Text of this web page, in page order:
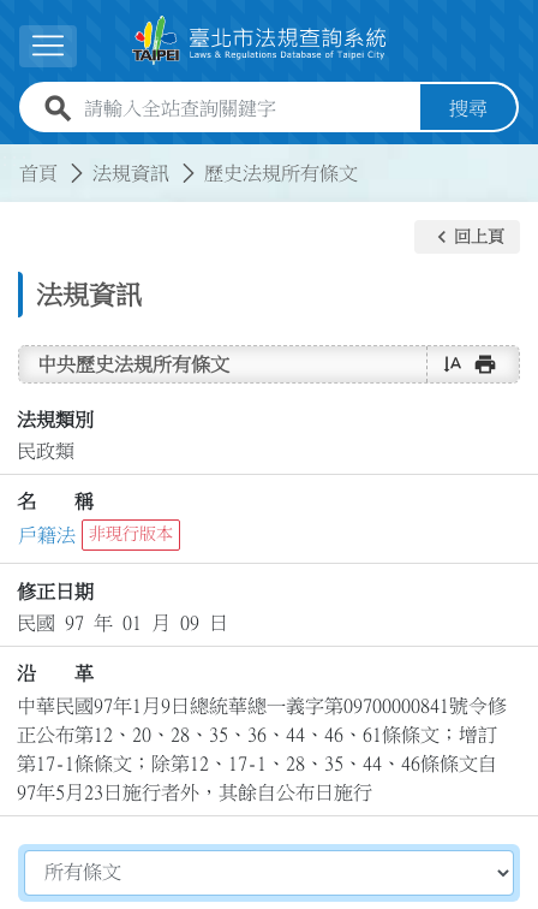
展開選單
全站查詢關鍵字欄位 搜尋
首頁 法規資訊 歷史法規所有條文
法規資訊
keyboard_arrow_left 回上頁
中央歷史法規所有條文 text_rotate_vertical print
法規類別
民政類
名 稱
戶籍法
非現行版本
修正日期
民國 97 年 01 月 09 日
沿 革
中華民國97年1月9日總統華總一義字第09700000841號令修
正公布第12、20、28、35、36、44、46、61條條文；增訂
第17-1條條文；除第12、17-1、28、35、44、46條條文自
97年5月23日施行者外，其餘自公布日施行
切換選擇法規資訊內容